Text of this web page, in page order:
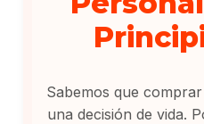
Sabemos que
una decisión de vida.